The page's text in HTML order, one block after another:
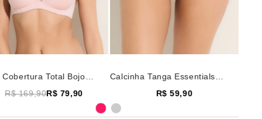
Cobertura Total Bojo
R$ 169,90R$ 79,90
Calcinha Tanga Essentials
R$ 59,90